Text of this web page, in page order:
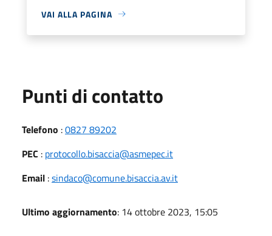
VAI ALLA PAGINA
Punti di contatto
Telefono :0827 89202
PEC : protocollo.bisaccia@asmepec.it
Email :sindaco@comune.bisaccia.av.it
Ultimo aggiornamento: 14 ottobre 2023, 15:05